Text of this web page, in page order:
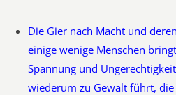
Die Gier nach Macht und
einige wenige Menschen
Spannung und
wiederum zu Gewalt führt,